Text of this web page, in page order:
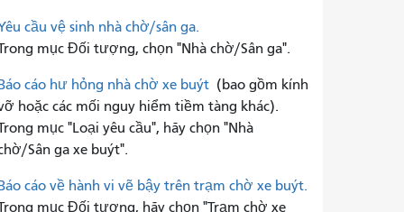
cầu vệ sinh nhà chờ/sân ga.
mục Đối tượng, chọn "Nhà chờ/Sân ga".
cáo hư hỏng nhà chờ xe buýt(bao gồm kính
hoặc các mối nguy hiểm tiềm tàng khác).
mục "Loại yêu cầu", hãy chọn "Nhà
Sân ga xe buýt".
cáo về hành vi vẽ bậy trên trạm chờ xe buýt.
mục Đối tượng, hãy chọn "Trạm chờ xe